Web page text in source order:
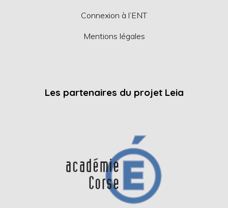
Connexion à l’ENT
Mentions légales
Les partenaires du projet Leia